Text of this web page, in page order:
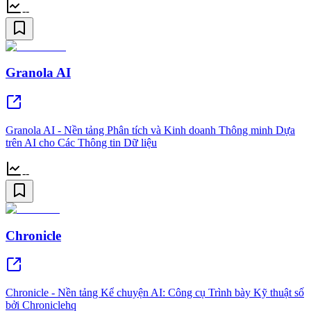
--
Granola AI
Granola AI - Nền tảng Phân tích và Kinh doanh Thông minh Dựa
trên AI cho Các Thông tin Dữ liệu
--
Chronicle
Chronicle - Nền tảng Kể chuyện AI: Công cụ Trình bày Kỹ thuật số
bởi Chroniclehq